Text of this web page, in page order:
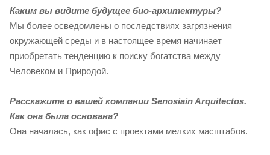
Каким вы видите будущее био-архитектуры?
Мы более осведомлены о последствиях загрязнения
окружающей среды и в настоящее время начинает
приобретать тенденцию к поиску богатства между
Человеком и Природой.
Расскажите о вашей компании Senosiain Arquitectos.
Как она была основана?
Она началась, как офис с проектами мелких масштабов.